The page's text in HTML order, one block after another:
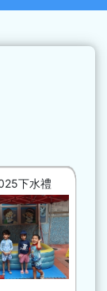
下水禮